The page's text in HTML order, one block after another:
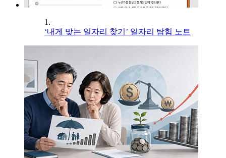
1.
‘내게 맞는 일자리 찾기’ 일자리 탐험 노트